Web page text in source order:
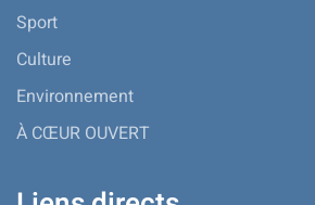
Sport
Culture
Environnement
À CŒUR OUVERT